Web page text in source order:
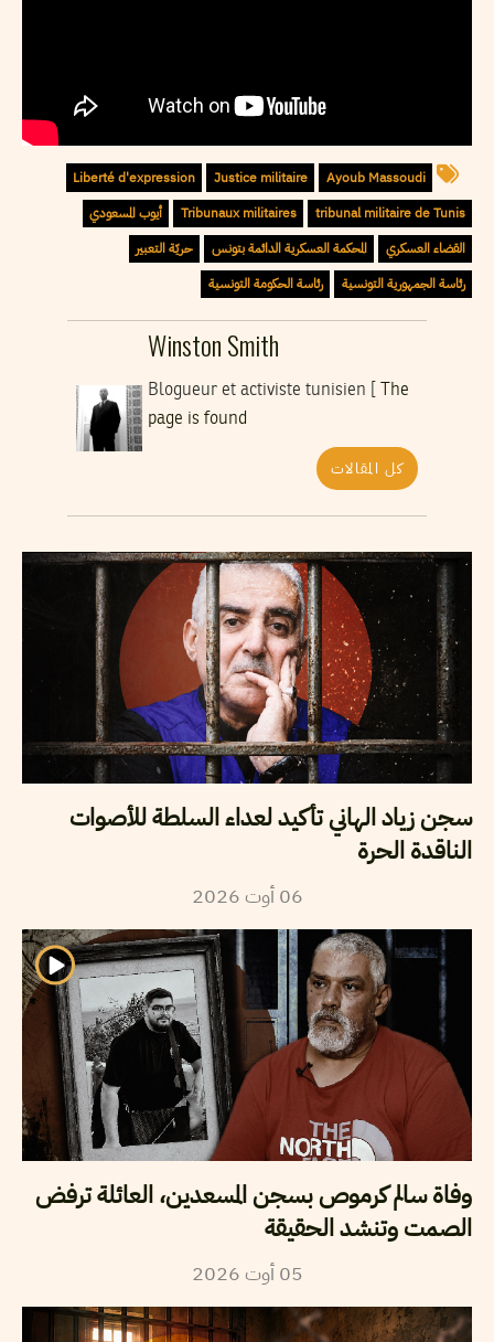
Ayoub Massoudi
Justice militaire
Liberté d'expression
tribunal militaire de Tunis
Tribunaux militaires
أيوب المسعودي
القضاء العسكري
المحكمة العسكرية الدائمة بتونس
حريّة التعبير
رئاسة الجمهورية التونسية
رئاسة الحكومة التونسية
Winston Smith
Blogueur et activiste tunisien [
The
page is found
كل المقالات
سجن زياد الهاني تأكيد لعداء السلطة للأصوات
الناقدة الحرة
06 أوت2026
وفاة سالم كرموص بسجن المسعدين، العائلة ترفض
الصمت وتنشد الحقيقة
05 أوت2026